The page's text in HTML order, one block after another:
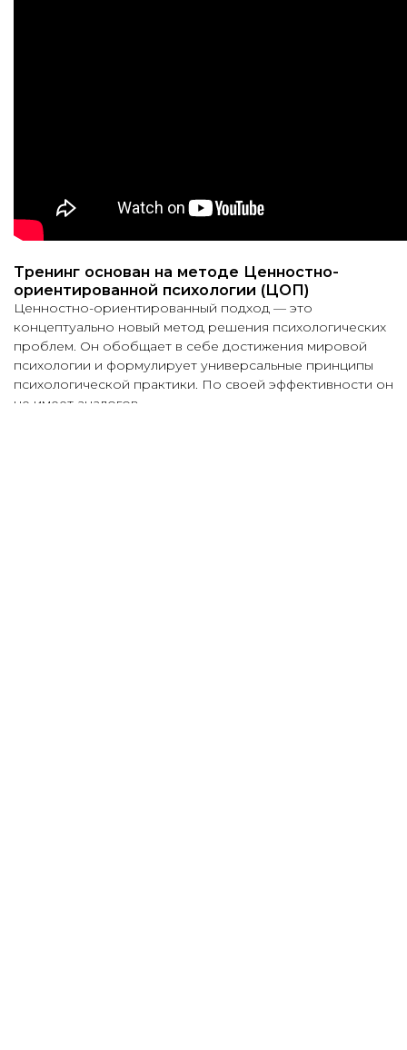
Тренинг основан на методе Ценностно-
ориентированной психологии (ЦОП)
Ценностно-ориентированный подход — это
концептуально новый метод решения психологических
проблем. Он обобщает в себе достижения мировой
психологии и формулирует универсальные принципы
психологической практики. По своей эффективности он
не имеет аналогов.